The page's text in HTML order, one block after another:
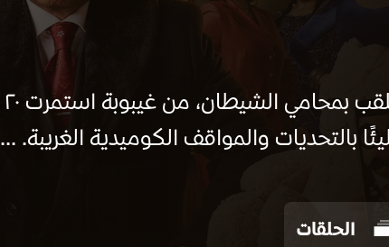
بالتحديات والمواقف الكوميدية الغريبة. ...
الحلقات